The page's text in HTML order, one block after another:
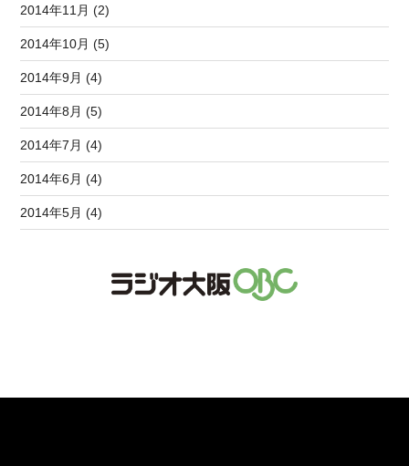
2014年11月 (2)
2014年10月 (5)
2014年9月 (4)
2014年8月 (5)
2014年7月 (4)
2014年6月 (4)
2014年5月 (4)